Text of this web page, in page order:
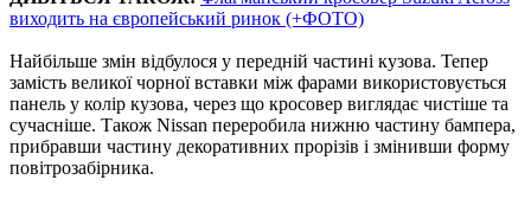
виходить на європейський ринок (+ФОТО)
Найбільше змін відбулося у передній частині кузова. Тепер
замість великої чорної вставки між фарами використовується
панель у колір кузова, через що кросовер виглядає чистіше та
сучасніше. Також Nissan переробила нижню частину бампера,
прибравши частину декоративних прорізів і змінивши форму
повітрозабірника.